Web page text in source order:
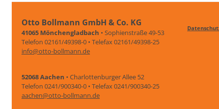
Otto Bollmann GmbH & Co. KG
41065 Mönchengladbach • Sophienstraße 49-53
Telefon 02161/49398-0 • Telefax 02161/49398-25
info@otto-bollmann.de
52068 Aachen • Charlottenburger Allee 52
Telefon 0241/900340-0 • Telefax 0241/900340-25
aachen@otto-bollmann.de